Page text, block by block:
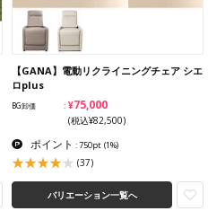
【GANA】電動リクライニングチェア シエ
ロplus
BG卸価 ¥75,000
(税込¥82,500)
ポイント : 750pt (1%)
(37)
バリエーション一覧へ